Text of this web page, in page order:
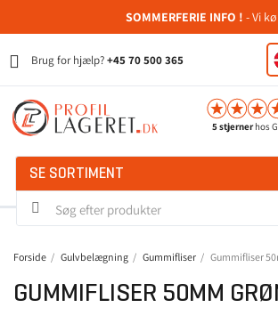
SOMMERFERIE INFO !- Vi
Brug for hjælp?+45 70 500 365
5 stjernerhos
SE SORTIMENT
Forside Gulvbelægning Gummifliser Gummifliser
GUMMIFLISER 50MM